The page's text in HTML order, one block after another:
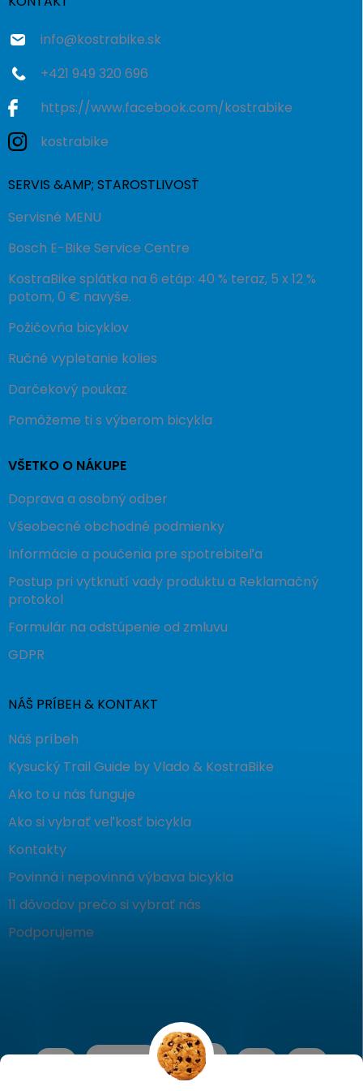
info@kostrabike.sk
+421 949 320 696
https://www.facebook.com/kostrabike
kostrabike
SERVIS &AMP; STAROSTLIVOSŤ
Servisné MENU
Bosch E-Bike Service Centre
KostraBike splátka na 6 etáp: 40 % teraz, 5 x 12 %
potom, 0 € navyše.
Požičovňa bicyklov
Ručné vypletanie kolies
Darčekový poukaz
Pomôžeme ti s výberom bicykla
VŠETKO O NÁKUPE
Doprava a osobný odber
Všeobecné obchodné podmienky
Informácie a poučenia pre spotrebiteľa
Postup pri vytknutí vady produktu a Reklamačný
protokol
Formulár na odstúpenie od zmluvu
GDPR
NÁŠ PRÍBEH & KONTAKT
Náš príbeh
Kysucký Trail Guide by Vlado & KostraBike
Ako to u nás funguje
Ako si vybrať veľkosť bicykla
Kontakty
Povinná i nepovinná výbava bicykla
11 dôvodov prečo si vybrať nás
Podporujeme